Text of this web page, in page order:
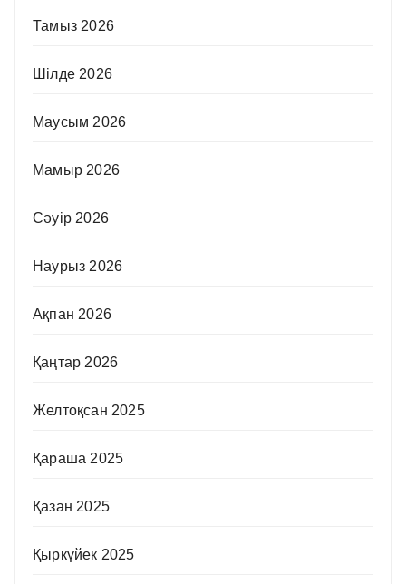
Тамыз 2026
Шілде 2026
Маусым 2026
Мамыр 2026
Сәуір 2026
Наурыз 2026
Ақпан 2026
Қаңтар 2026
Желтоқсан 2025
Қараша 2025
Қазан 2025
Қыркүйек 2025